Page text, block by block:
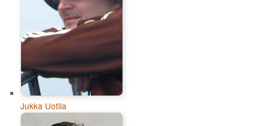
Jukka Uotila